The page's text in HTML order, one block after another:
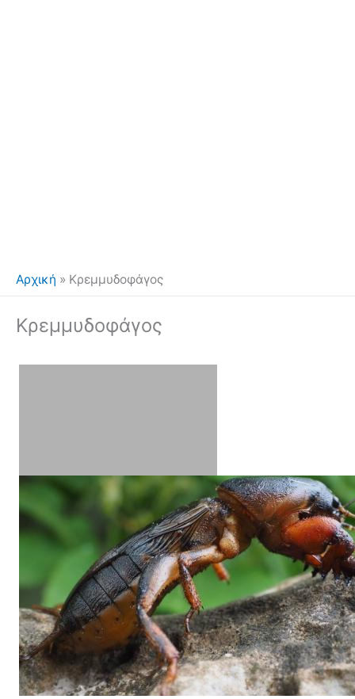
Αρχική » Κρεμμυδοφάγος
Κρεμμυδοφάγος